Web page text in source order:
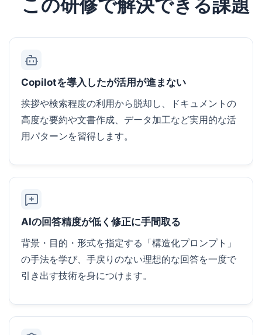
この研修で解決できる課題
Copilotを導入したが活用が進まない
挨拶や検索程度の利用から脱却し、ドキュメントの
高度な要約や文書作成、データ加工など実用的な活
用パターンを習得します。
AIの回答精度が低く修正に手間取る
背景・目的・形式を指定する「構造化プロンプト」
の手法を学び、手戻りのない理想的な回答を一度で
引き出す技術を身につけます。